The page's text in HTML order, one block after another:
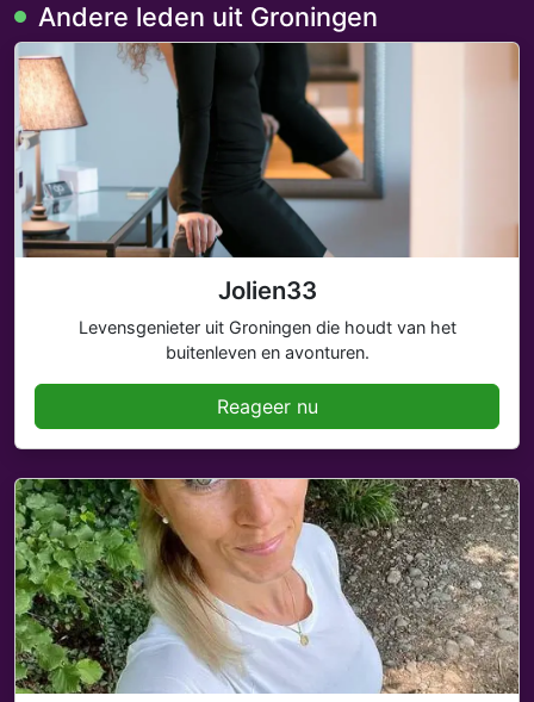
Andere leden uit Groningen
Jolien33
Levensgenieter uit Groningen die houdt van het
buitenleven en avonturen.
Reageer nu